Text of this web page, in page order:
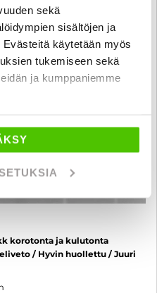
sekä
sisältöjen ja
käytetään myös
tukemiseen sekä
ja kumppaniemme
korotonta ja kulutonta
/ Hyvin huollettu / Juuri